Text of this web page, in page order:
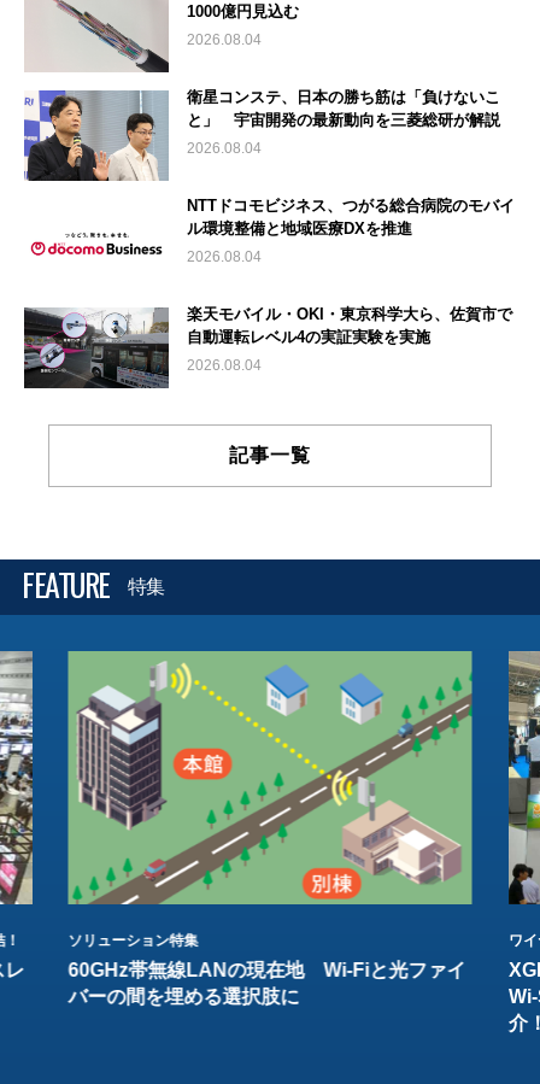
1000億円見込む
2026.08.04
衛星コンステ、日本の勝ち筋は「負けないこ
と」 宇宙開発の最新動向を三菱総研が解説
2026.08.04
NTTドコモビジネス、つがる総合病院のモバイ
ル環境整備と地域医療DXを推進
2026.08.04
楽天モバイル・OKI・東京科学大ら、佐賀市で
自動運転レベル4の実証実験を実施
2026.08.04
記事一覧
FEATURE 特集
レ
ソリューション特集
60GHz帯無線LANの現在地 Wi-Fiと光ファイ
バーの間を埋める選択肢に
ワ
介